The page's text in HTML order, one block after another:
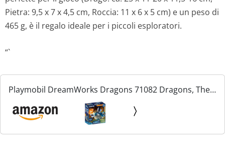
Pietra: 9,5 x 7 x 4,5 cm, Roccia: 11 x 6 x 5 cm) e un peso di
465 g, è il regalo ideale per i piccoli esploratori.
“`
Playmobil DreamWorks Dragons 71082 Dragons, The
Nine Realms, Plowhorn & d'Angelo, Personaggio di
Dragons e Drago Giocattolo con Corno, Giocattolo per